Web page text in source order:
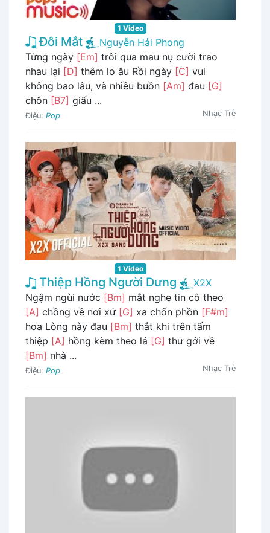
1 Video
Đôi Mắt
Nguyễn Hải Phong
Từng ngày [Em] trôi qua mau nụ cười trao
nhau lại [D] thêm lo âu Rồi ngày [C] vui
không bao lâu, và nhiều buồn [Am] đau [G]
chôn [B7] giấu ...
Điệu: Pop Nhạc Trẻ
1 Video
Thiệp Hồng Người Dưng
X2X
Ngậm ngùi nước [Bm] mắt nghe tin cô theo
[A] chồng về nơi xứ [G] xa chốn phồn [F#m]
hoa Lòng này đau [Bm] thắt khi trên tấm
thiệp [A] hồng kèm theo lá [G] thư gởi về
[Bm] nhà ...
Điệu: Pop Nhạc Trẻ